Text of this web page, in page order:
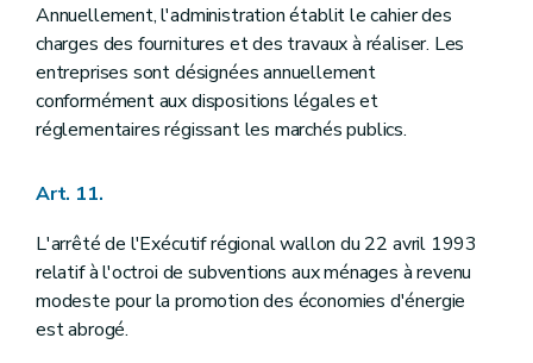
Annuellement, l'administration établit le cahier des
charges des fournitures et des travaux à réaliser. Les
entreprises sont désignées annuellement
conformément aux dispositions légales et
réglementaires régissant les marchés publics.
Art. 11.
L'arrêté de l'Exécutif régional wallon du 22 avril 1993
relatif à l'octroi de subventions aux ménages à revenu
modeste pour la promotion des économies d'énergie
est abrogé.